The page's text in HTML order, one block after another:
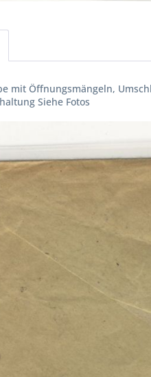
mit Öffnungsmängeln,
Siehe Fotos